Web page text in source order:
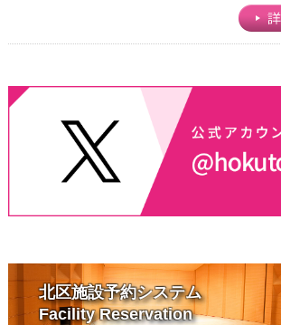
北区施設予約システム
Facility Reservation